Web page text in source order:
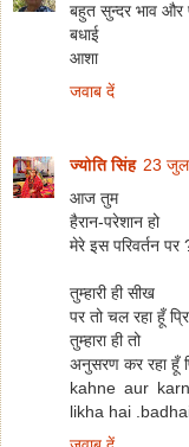
बहुत सुन्दर भाव और
बधाई
आशा
जवाब दें
ज्योति सिंह 23
आज तुम
हैरान-परेशान हो
मेरे इस परिवर्तन पर
तुम्हारी ही सीख
पर तो चल रहा हूँ
तुम्हारा ही तो
अनुसरण कर रहा हूँ
kahne aur
likha hai